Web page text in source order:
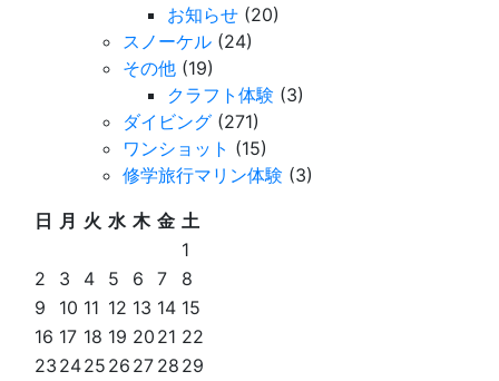
お知らせ (20)
スノーケル (24)
その他 (19)
クラフト体験 (3)
ダイビング (271)
ワンショット (15)
修学旅行マリン体験 (3)
日 月 火 水 木 金 土
1
2
3 4 5 6 7
8
9
10 11 12 13 14 15
16 17 18 19 20 21 22
23 2425 26 27 28 29